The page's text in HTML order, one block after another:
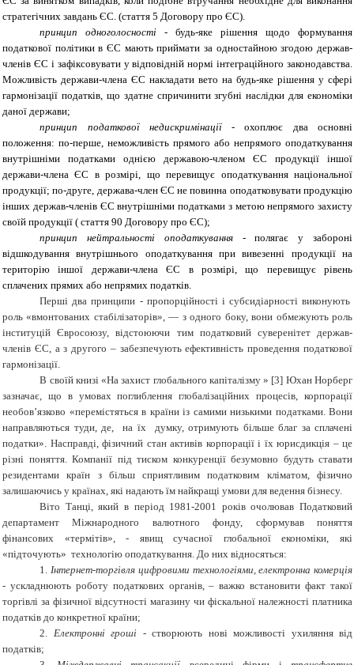
стратегічних завдань ЄС. (стаття 5 Договору про ЄС).
принцип одноголосності - будь-яке рішення щодо формування
податкової політики в ЄС мають приймати за одностайною згодою держав-
членів ЄС і зафіксовувати у відповідній нормі інтеграційного законодавства.
Можливість держави-члена ЄС накладати вето на будь-яке рішення у сфері
гармонізації податків, що здатне спричинити згубні наслідки для економіки
даної держави;
принцип податкової недискримінації- охоплює два основні
положення: по-перше, неможливість прямого або непрямого оподаткування
внутрішніми податками однією державою-членом ЄС продукції іншої
держави-члена ЄС в розмірі, що перевищує оподаткування національної
продукції; по-друге, держава-член ЄС не повинна оподатковувати продукцію
інших держав-членів ЄС внутрішніми податками з метою непрямого захисту
своїй продукції ( стаття 90 Договору про ЄС);
принцип нейтральності оподаткування- полягає у забороні
відшкодування внутрішнього оподаткування при вивезенні продукції на
територію іншої держави-члена ЄС в розмірі, що перевищує рівень
сплачених прямих або непрямих податків.
Перші два принципи - пропорційності і субсидіарності виконують
роль «вмонтованих стабілізаторів», ― з одного боку, вони обмежують роль
інституцій Євросоюзу, відстоюючи тим податковий суверенітет держав-
членів ЄС, а з другого – забезпечують ефективність проведення податкової
гармонізації.
В своїй книзі «На захист глобального капіталізму » [3] Юхан Норберг
зазначає, що в умовах поглиблення глобалізаційних процесів, корпорації
необов’язково «перемістяться в країни із самими низькими податками. Вони
направляються туди, де, на їх думку, отримують більше благ за сплачені
податки». Насправді, фізичний стан активів корпорації і їх юрисдикція – це
різні поняття. Компанії під тиском конкуренції безумовно будуть ставати
резидентами країн з більш сприятливим податковим кліматом, фізично
залишаючись у країнах, які надають їм найкращі умови для ведення бізнесу.
Віто Танці, який в період 1981-2001 років очолював Податковий
департамент Міжнародного валютного фонду, сформував поняття
фінансових «термітів», - явищ сучасної глобальної економіки, які
«підточують» технологію оподаткування. До них відносяться:
1.Інтернет-торгівля цифровими технологіями, електронна комерція
- ускладнюють роботу податкових органів,–важко встановити факт такої
торгівлі за фізичної відсутності магазину чи фіскальної належності платника
податків до конкретної країни;
2. Електронні гроші - створюють нові можливості ухиляння від
податків;